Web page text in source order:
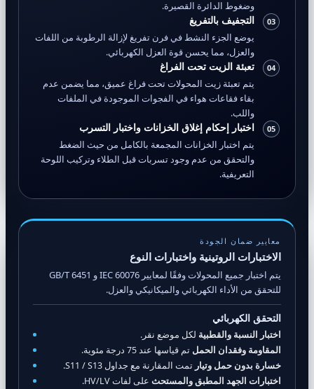
وضغوط الدائرة القصيرة.
03 التجفيف بالتفريغ
يوضع الجزء النشط في فرن تفريغ لإزالة الرطوبة من اللفات
والعزل، مما يحسن قوة العزل الكهربائي.
04 تعبئة الزيت تحت الفراغ
يتم تعبئة زيت المحولات تحت فراغ عميق، مما يضمن عدم
بقاء فقاعات هواء في الفجوات الموجودة في الملفات
واللب.
05 اختبار إحكام إغلاق الخزانات واختبار التسرب
يتم اختبار الخزانات المجمعة بالكامل من حيث الضغط
والتحقق من عدم وجود تسربات قبل الطلاء وتركيب اللوحة
التعريفية.
معايير ضمان الجودة
الاختبارات الروتينية واختبارات النوع
يتم اختبار جميع المحولات وفقًا لمعايير IEC 60076 و GB/T 6451
للتحقق من الأداء الكهربائي والميكانيكي والعزل.
التحقق الكهربائي
اختبار النسبة والقطبية لكل موضع نقر.
المقاومة وفقدان الحمل تم قياسها عند 75 درجة مئوية.
خسارة بدون حمل وتيار تمت المقارنة مع جداول S11 / S13.
اختبارات الجهد المطبق والمستحث على لفات HV/LV.